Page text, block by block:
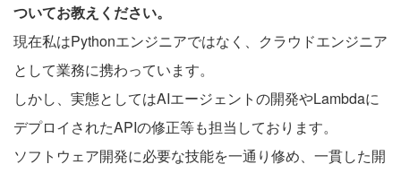
ついてお教えください。
現在私はPythonエンジニアではなく、クラウドエンジニア
として業務に携わっています。
しかし、実態としてはAIエージェントの開発やLambdaに
デプロイされたAPIの修正等も担当しております。
ソフトウェア開発に必要な技能を一通り修め、一貫した開